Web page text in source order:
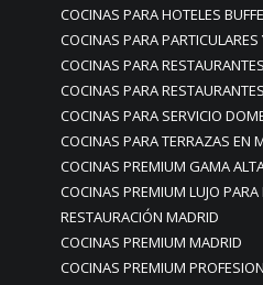
COCINAS PARA HOTELES
COCINAS PARA PARTICULARES
COCINAS PARA RESTAURANTES
COCINAS PARA
COCINAS PARA SERVICIO
COCINAS PARA TERRAZAS EN
COCINAS PREMIUM GAMA
COCINAS PREMIUM LUJO PARA
RESTAURACIÓN MADRID
COCINAS PREMIUM MADRID
COCINAS PREMIUM